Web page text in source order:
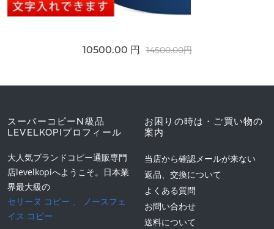
10500.00 円 14500.00円
スーパーコピーN級品
LEVELKOPIプロフィール
大人気ブランドコピー通販専門
店levelkopiへようこそ。日本業
界最大級の
セリーヌ コピー 、
ノースフェ
イス コピー
お困りの時は・ご買い物の
案内
当店から確認メールが来ない
返品、交換について
よくある質問
お問い合わせ
送料について